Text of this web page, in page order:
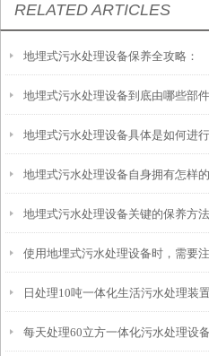
RELATED ARTICLES
地埋式污水处理设备保养全攻略：
让“地下卫士”持续高效运转
地埋式污水处理设备到底由哪些部件
撑起？核心结构一文拆解
地埋式污水处理设备具体是如何进行
安装的呢？
地埋式污水处理设备自身拥有怎样的
特点呢？
地埋式污水处理设备关键的保养方法
使用地埋式污水处理设备时，需要注
意以下事项
日处理10吨一体化生活污水处理装
每天处理60立方一体化污水处理设备